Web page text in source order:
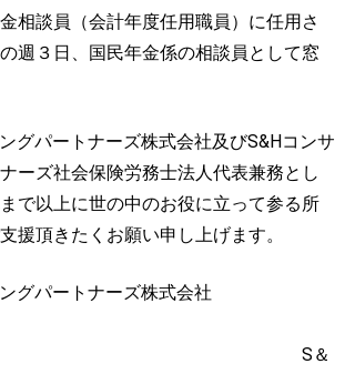
相談員（会計年度任用職員）に任用さ
週３日、国民年金係の相談員として窓
グパートナーズ株式会社及びS&Hコンサ
ーズ社会保険労務士法人代表兼務とし
で以上に世の中のお役に立って参る所
援頂きたくお願い申し上げます。
ィングパートナーズ株式会社
＆